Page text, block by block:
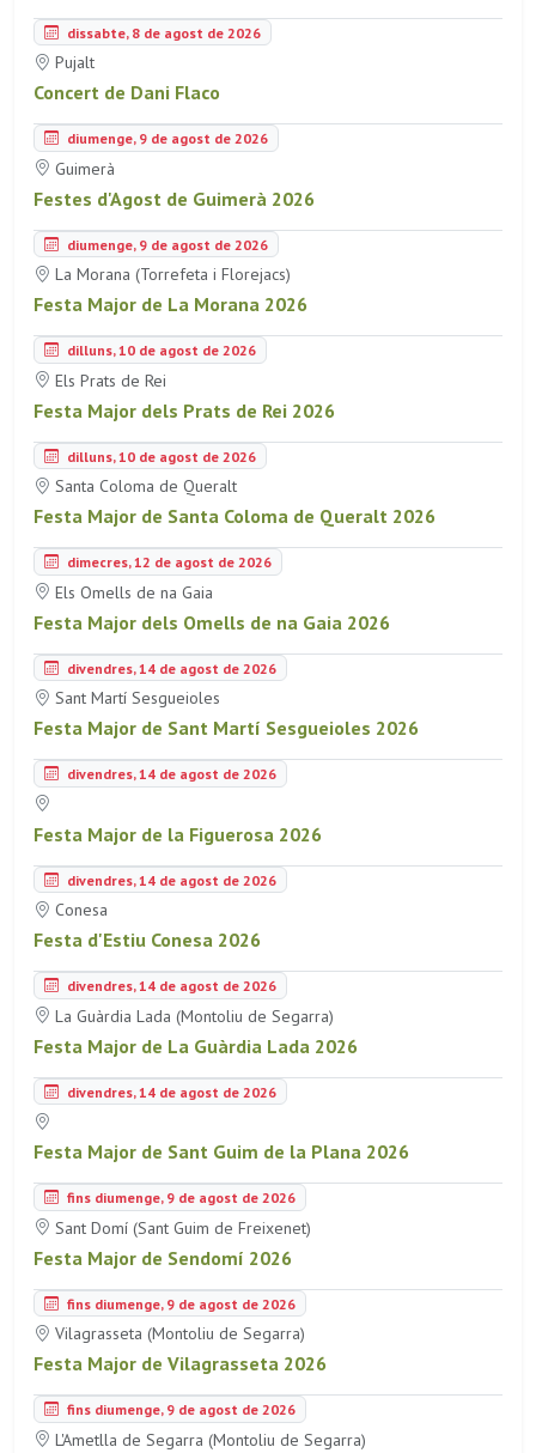
dissabte, 8 de agost de 2026
Pujalt
Concert de Dani Flaco
diumenge, 9 de agost de 2026
Guimerà
Festes d'Agost de Guimerà 2026
diumenge, 9 de agost de 2026
La Morana (Torrefeta i Florejacs)
Festa Major de La Morana 2026
dilluns, 10 de agost de 2026
Els Prats de Rei
Festa Major dels Prats de Rei 2026
dilluns, 10 de agost de 2026
Santa Coloma de Queralt
Festa Major de Santa Coloma de Queralt 2026
dimecres, 12 de agost de 2026
Els Omells de na Gaia
Festa Major dels Omells de na Gaia 2026
divendres, 14 de agost de 2026
Sant Martí Sesgueioles
Festa Major de Sant Martí Sesgueioles 2026
divendres, 14 de agost de 2026
Festa Major de la Figuerosa 2026
divendres, 14 de agost de 2026
Conesa
Festa d'Estiu Conesa 2026
divendres, 14 de agost de 2026
La Guàrdia Lada (Montoliu de Segarra)
Festa Major de La Guàrdia Lada 2026
divendres, 14 de agost de 2026
Festa Major de Sant Guim de la Plana 2026
fins diumenge, 9 de agost de 2026
Sant Domí (Sant Guim de Freixenet)
Festa Major de Sendomí 2026
fins diumenge, 9 de agost de 2026
Vilagrasseta (Montoliu de Segarra)
Festa Major de Vilagrasseta 2026
fins diumenge, 9 de agost de 2026
L'Ametlla de Segarra (Montoliu de Segarra)